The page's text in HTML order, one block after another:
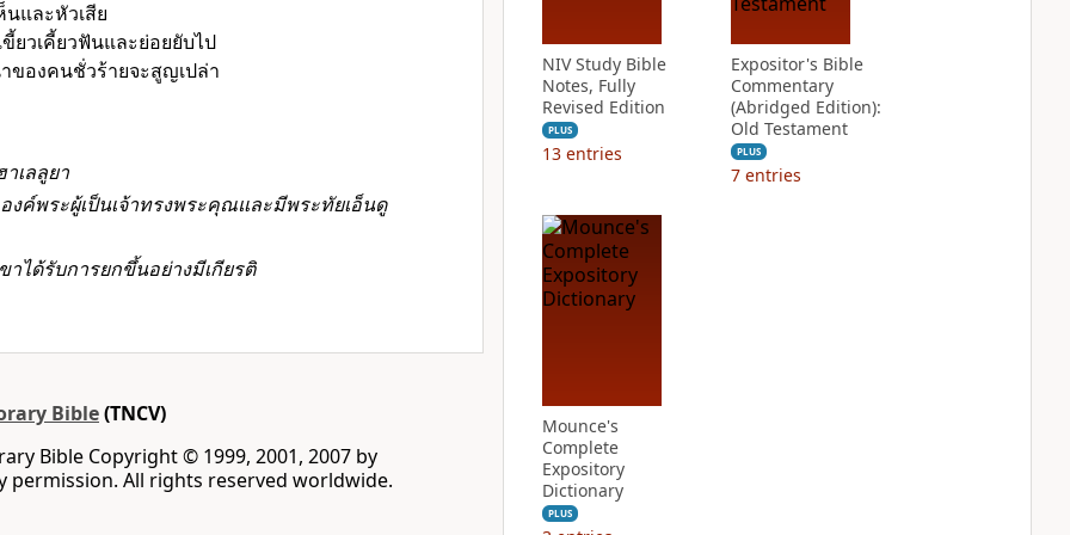
และหัวเสีย
ยวเคี้ยวฟันและย่อยยับไป
ของคนชั่วร้ายจะสูญเปล่า
าเลลูยา
องค์พระผู้เป็นเจ้าทรงพระคุณและมีพระทัยเอ็นดู
าได้รับการยกขึ้นอย่างมีเกียรติ
Bible(TNCV)
Bible Copyright © 1999, 2001, 2007 by
permission. All rights reserved worldwide.
NIV Study Bible
Notes, Fully
Revised Edition
PLUS
13 entries
Expositor's Bible
Commentary
(Abridged Edition):
Old Testament
PLUS
7 entries
Mounce's
Complete
Expository
Dictionary
PLUS